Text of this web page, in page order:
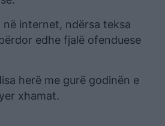
internet, ndërsa teksa
edhe fjalë ofenduese
herë me gurë godinën e
xhamat.